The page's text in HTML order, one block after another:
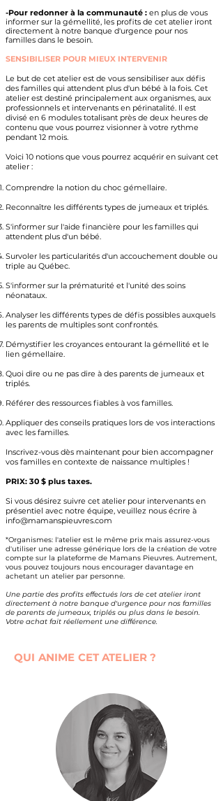
-Pour redonner à la communauté : en plus de vous
informer sur la gémellité, les profits de cet atelier iront
directement à notre banque d'urgence pour nos
familles dans le besoin.
SENSIBILISER POUR MIEUX INTERVENIR
Le but de cet atelier est de vous sensibiliser aux défis
des familles qui attendent plus d'un bébé à la fois. Cet
atelier est destiné principalement aux organismes, aux
professionnels et intervenants en périnatalité. Il est
divisé en 6 modules totalisant près de deux heures de
contenu que vous pourrez visionner à votre rythme
pendant 12 mois.
Voici 10 notions que vous pourrez acquérir en suivant cet
atelier :
Comprendre la notion du choc gémellaire.
Reconnaître les différents types de jumeaux et triplés.
S'informer sur l'aide financière pour les familles qui
attendent plus d'un bébé.
Survoler les particularités d'un accouchement double ou
triple au Québec.
S'informer sur la prématurité et l'unité des soins
néonataux.
Analyser les différents types de défis possibles auxquels
les parents de multiples sont confrontés.
Démystifier les croyances entourant la gémellité et le
lien gémellaire.
Quoi dire ou ne pas dire à des parents de jumeaux et
triplés.
Référer des ressources fiables à vos familles.
Appliquer des conseils pratiques lors de vos interactions
avec les familles.
Inscrivez-vous dès maintenant pour bien accompagner
vos familles en contexte de naissance multiples !
PRIX: 30 $ plus taxes.
Si vous désirez suivre cet atelier pour intervenants en
présentiel avec notre équipe, veuillez nous écrire à
info@mamanspieuvres.com
*Organismes: l'atelier est le même prix mais assurez-vous
d'utiliser une adresse générique lors de la création de votre
compte sur la plateforme de Mamans Pieuvres. Autrement,
vous pouvez toujours nous encourager davantage en
achetant un atelier par personne.
Une partie des profits effectués lors de cet atelier iront
directement à notre banque d'urgence pour nos familles
de parents de jumeaux, triplés ou plus dans le besoin.
Votre achat fait réellement une différence.
QUI ANIME CET ATELIER ?